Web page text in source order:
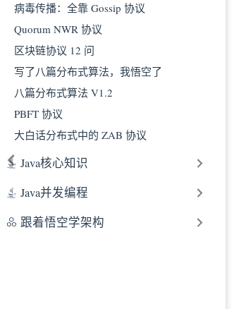
病毒传播：全靠 Gossip 协议
Quorum NWR 协议
区块链协议 12 问
写了八篇分布式算法，我悟空了
八篇分布式算法 V1.2
PBFT 协议
大白话分布式中的 ZAB 协议
Java核心知识
Java并发编程
跟着悟空学架构